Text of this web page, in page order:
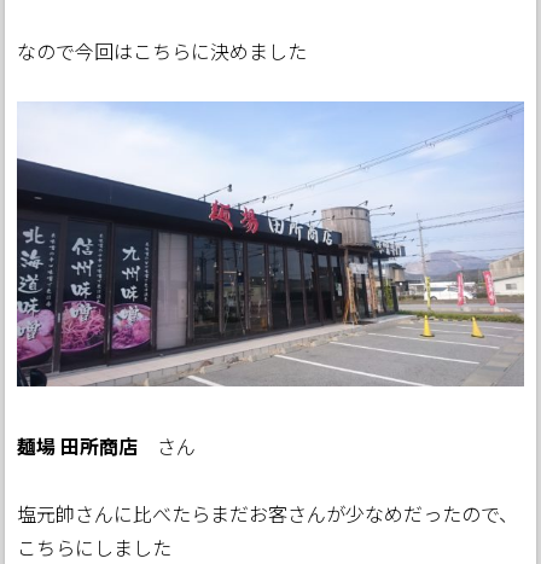
なので今回はこちらに決めました
麺場 田所商店 さん
塩元帥さんに比べたらまだお客さんが少なめだったので、
こちらにしました